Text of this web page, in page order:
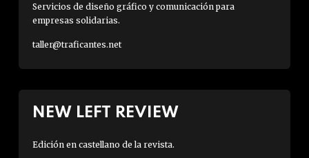
Servicios de diseño gráfico y comunicación para
empresas solidarias.
taller@traficantes.net
NEW LEFT REVIEW
Edición en castellano de la revista.